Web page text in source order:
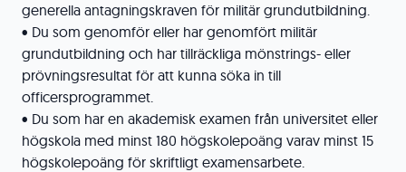
generella antagningskraven för militär grundutbildning.
• Du som genomför eller har genomfört militär
grundutbildning och har tillräckliga mönstrings- eller
prövningsresultat för att kunna söka in till
officersprogrammet.
• Du som har en akademisk examen från universitet eller
högskola med minst 180 högskolepoäng varav minst 15
högskolepoäng för skriftligt examensarbete.